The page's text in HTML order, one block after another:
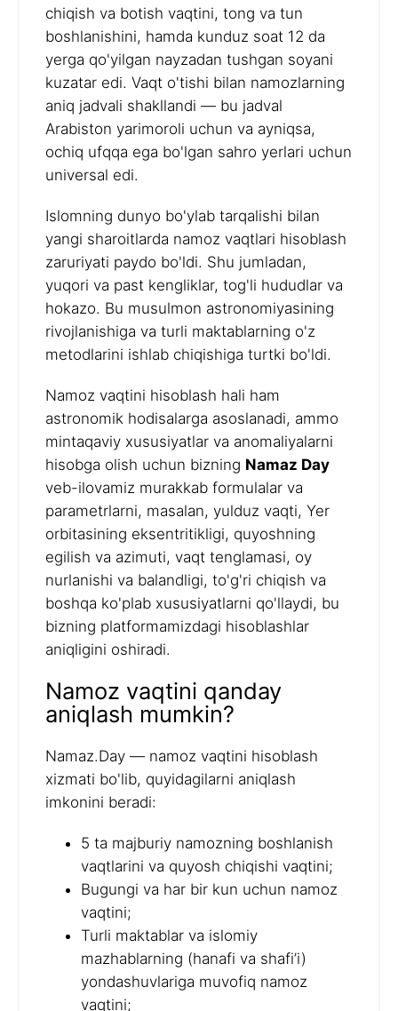
chiqish va botish vaqtini, tong va tun
boshlanishini, hamda kunduz soat 12 da
yerga qo'yilgan nayzadan tushgan soyani
kuzatar edi. Vaqt o'tishi bilan namozlarning
aniq jadvali shakllandi — bu jadval
Arabiston yarimoroli uchun va ayniqsa,
ochiq ufqqa ega bo'lgan sahro yerlari uchun
universal edi.
Islomning dunyo bo'ylab tarqalishi bilan
yangi sharoitlarda namoz vaqtlari hisoblash
zaruriyati paydo bo'ldi. Shu jumladan,
yuqori va past kengliklar, tog'li hududlar va
hokazo. Bu musulmon astronomiyasining
rivojlanishiga va turli maktablarning o'z
metodlarini ishlab chiqishiga turtki bo'ldi.
Namoz vaqtini hisoblash hali ham
astronomik hodisalarga asoslanadi, ammo
mintaqaviy xususiyatlar va anomaliyalarni
hisobga olish uchun bizning Namaz Day
veb-ilovamiz murakkab formulalar va
parametrlarni, masalan, yulduz vaqti, Yer
orbitasining eksentritikligi, quyoshning
egilish va azimuti, vaqt tenglamasi, oy
nurlanishi va balandligi, to'g'ri chiqish va
boshqa ko'plab xususiyatlarni qo'llaydi, bu
bizning platformamizdagi hisoblashlar
aniqligini oshiradi.
Namoz vaqtini qanday
aniqlash mumkin?
Namaz.Day — namoz vaqtini hisoblash
xizmati bo'lib, quyidagilarni aniqlash
imkonini beradi:
5 ta majburiy namozning boshlanish
vaqtlarini va quyosh chiqishi vaqtini;
Bugungi va har bir kun uchun namoz
vaqtini;
Turli maktablar va islomiy
mazhablarning (hanafi va shafi’i)
yondashuvlariga muvofiq namoz
vaqtini;